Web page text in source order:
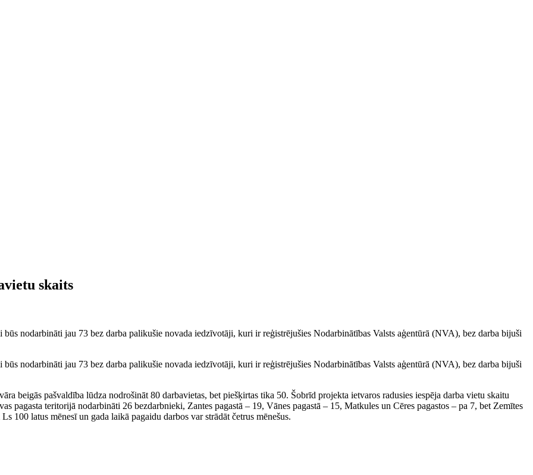
skaits
nodarbināti jau 73 bez darba palikušie novada iedzīvotāji, kuri ir reģistrējušies Nodarbinātības Valsts aģentūrā (NVA), bez darba bijuši
nodarbināti jau 73 bez darba palikušie novada iedzīvotāji, kuri ir reģistrējušies Nodarbinātības Valsts aģentūrā (NVA), bez darba bijuši
beigās pašvaldība lūdza nodrošināt 80 darbavietas, bet piešķirtas tika 50. Šobrīd projekta ietvaros radusies iespēja darba vietu skaitu
pagasta teritorijā nodarbināti 26 bezdarbnieki, Zantes pagastā – 19, Vānes pagastā – 15, Matkules un Cēres pagastos – pa 7, bet Zemītes
100 latus mēnesī un gada laikā pagaidu darbos var strādāt četrus mēnešus.